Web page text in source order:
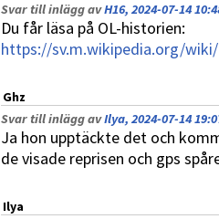
Svar till inlägg avH16, 2024-07-14
Du får läsa på OL-historien:
https://sv.m.wikipedia.org/
Ghz
Svar till inlägg avIlya, 2024-07-14
Ja hon upptäckte det och
de visade reprisen och gps
Ilya